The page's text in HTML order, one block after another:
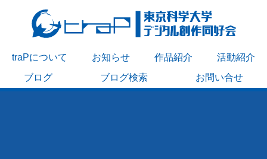
traPについて お知らせ 作品紹介
活動紹介
ブログ
ブログ検索 お問い合せ